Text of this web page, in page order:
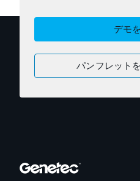
デモ
パンフレット